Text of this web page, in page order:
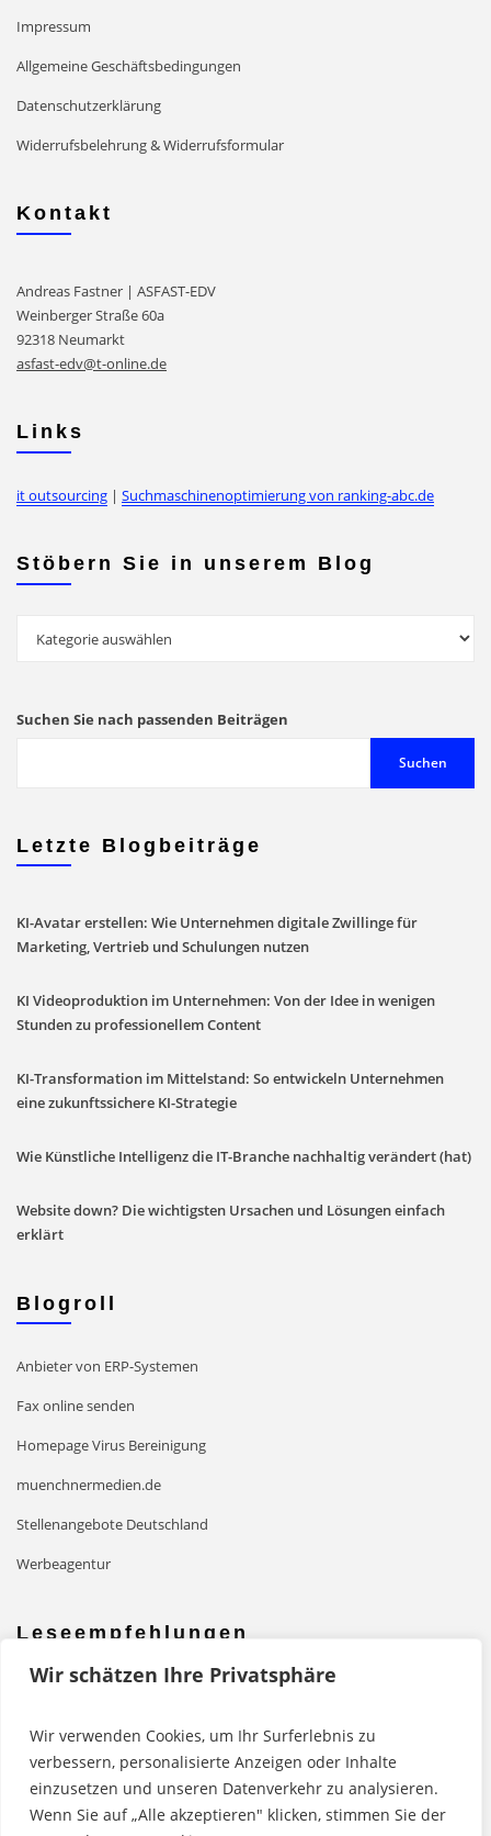
Wir schätzen Ihre Privatsphäre
Wir verwenden Cookies, um Ihr Surferlebnis zu
verbessern, personalisierte Anzeigen oder Inhalte
einzusetzen und unseren Datenverkehr zu analysieren.
Wenn Sie auf „Alle akzeptieren" klicken, stimmen Sie der
Impressum
Allgemeine Geschäftsbedingungen
Datenschutzerklärung
Widerrufsbelehrung & Widerrufsformular
Kontakt
Andreas Fastner | ASFAST-EDV
Weinberger Straße 60a
92318 Neumarkt
asfast-edv@t-online.de
Links
it outsourcing | Suchmaschinenoptimierung von ranking-abc.de
Stöbern Sie in unserem Blog
Blog
Suchen Sie nach passenden Beiträgen
Suchen
Letzte Blogbeiträge
KI-Avatar erstellen: Wie Unternehmen digitale Zwillinge für
Marketing, Vertrieb und Schulungen nutzen
KI Videoproduktion im Unternehmen: Von der Idee in wenigen
Stunden zu professionellem Content
KI-Transformation im Mittelstand: So entwickeln Unternehmen
eine zukunftssichere KI-Strategie
Wie Künstliche Intelligenz die IT-Branche nachhaltig verändert (hat)
Website down? Die wichtigsten Ursachen und Lösungen einfach
erklärt
Blogroll
Anbieter von ERP-Systemen
Fax online senden
Homepage Virus Bereinigung
muenchnermedien.de
Stellenangebote Deutschland
Werbeagentur
Leseempfehlungen
Grafische Gestaltung von Druckerzeugnissen
Mit WordPress Websites erstellen
Mit Drupal Websites erstellen